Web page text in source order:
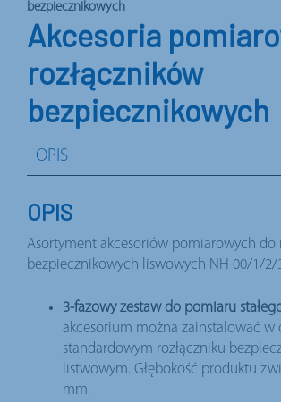
bezpiecznikowych
Akcesoria
rozłączników
bezpiecznikowych
OPIS
OPIS
Asortyment akcesoriów pomiarowych do
bezpiecznikowych liswowych NH 00/1/2/
3-fazowy zestaw do pomiaru
akcesorium można zainstalować w
standardowym rozłączniku
listwowym. Głębokość produktu
mm.